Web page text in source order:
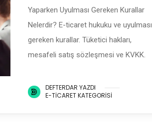
Yaparken Uyulması Gereken Kurallar
Nelerdir? E-ticaret hukuku ve uyulması
gereken kurallar. Tüketici hakları,
mesafeli satış sözleşmesi ve KVKK.
DEFTERDAR YAZDI
E-TICARET KATEGORISI